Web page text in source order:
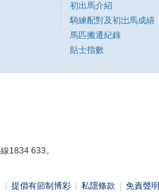
初出馬介紹
騎練配對及初岀馬成績
馬匹搬遷紀錄
貼士指數
1834 633。
提倡有節制博彩 私隱條款 免責聲明